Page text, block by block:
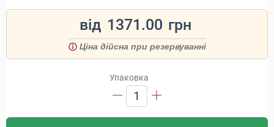
від 1371.00 грн
Ціна дійсна при резервуванні
Упаковка
1